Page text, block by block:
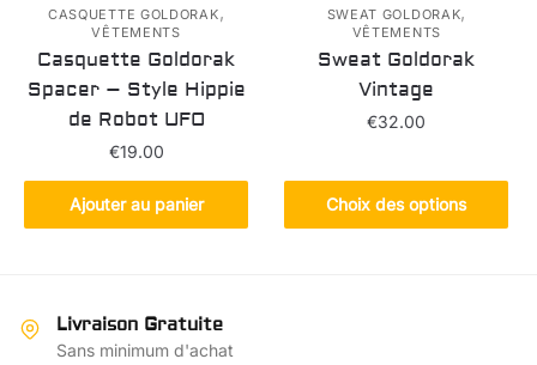
page
du
produit
CASQUETTE GOLDORAK,
VÊTEMENTS
Casquette Goldorak
Spacer – Style Hippie
de Robot UFO
€19.00
Ajouter au panier
SWEAT GOLDORAK,
VÊTEMENTS
Sweat Goldorak
Vintage
€32.00
Choix des options
produit
a
Livraison Gratuite
Sans minimum d'achat